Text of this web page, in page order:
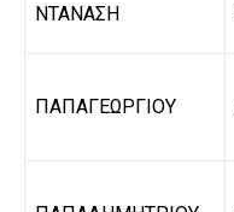
ΝΤΑΝΑΣΗ
ΠΑΠΑΓΕΩΡΓΙΟΥ